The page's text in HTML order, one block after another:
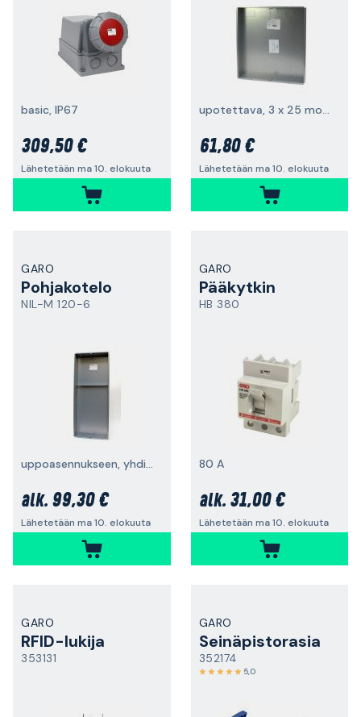
basic, IP67
309,50 €
Lähetetään ma 10. elokuuta
upotettava, 3 x 25 moduulia
61,80 €
Lähetetään ma 10. elokuuta
GARO
Pohjakotelo
NIL-M 120-6
uppoasennukseen, yhdistelmä
alk. 99,30 €
Lähetetään ma 10. elokuuta
GARO
Pääkytkin
HB 380
80 A
alk. 31,00 €
Lähetetään ma 10. elokuuta
GARO
RFID-lukija
353131
GARO
Seinäpistorasia
352174
5,0